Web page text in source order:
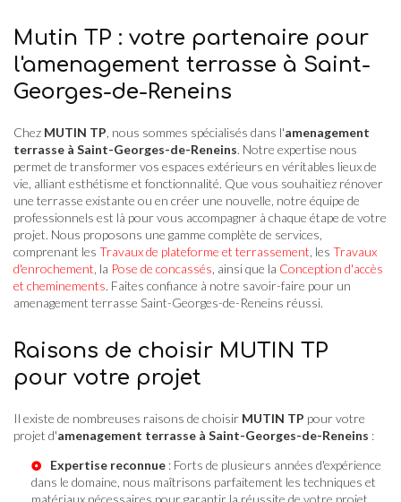
Mutin TP : votre partenaire pour
l'amenagement terrasse à Saint-
Georges-de-Reneins
Chez MUTIN TP , nous sommes spécialisés dans l'amenagement
terrasse à Saint-Georges-de-Reneins. Notre expertise nous
permet de transformer vos espaces extérieurs en véritables lieux de
vie, alliant esthétisme et fonctionnalité. Que vous souhaitiez rénover
une terrasse existante ou en créer une nouvelle, notre équipe de
professionnels est là pour vous accompagner à chaque étape de votre
projet. Nous proposons une gamme complète de services,
comprenant les Travaux de plateforme et terrassement , les Travaux
d'enrochement , la Pose de concassés , ainsi que la Conception d'accès
et cheminements. Faites confiance à notre savoir-faire pour un
amenagement terrasse Saint-Georges-de-Reneins réussi.
Raisons de choisir MUTIN TP
pour votre projet
Il existe de nombreuses raisons de choisir MUTIN TP pour votre
projet d'amenagement terrasse à Saint-Georges-de-Reneins :
Expertise reconnue : Forts de plusieurs années d'expérience
dans le domaine, nous maîtrisons parfaitement les techniques et
matériaux nécessaires pour garantir la réussite de votre projet.